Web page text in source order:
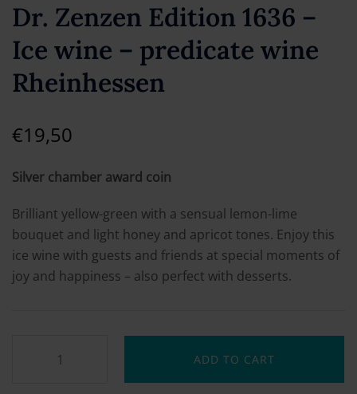
Dr. Zenzen Edition 1636 –
Ice wine – predicate wine
Rheinhessen
€19,50
Silver chamber award coin
Brilliant yellow-green with a sensual lemon-lime
bouquet and light honey and apricot tones. Enjoy this
ice wine with guests and friends at special moments of
joy and happiness – also perfect with desserts.
ADD TO CART